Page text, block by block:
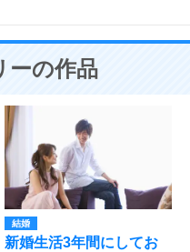
ーの作品
結婚
新婚生活3年間にしてお